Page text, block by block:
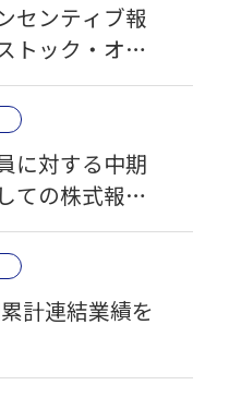
センティブ報
トック・オプ
行に関するお知
に対する中期
ての株式報酬
(従業員新株予
らせ
計連結業績を